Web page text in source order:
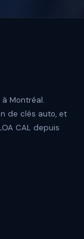
Montréal.
de clés auto, et
CAL depuis